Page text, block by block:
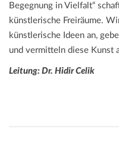
Begegnung in Vielfalt“
künstlerische Freiräume.
künstlerische Ideen an,
und vermitteln diese Kunst
Leitung: Dr. Hidir Celik